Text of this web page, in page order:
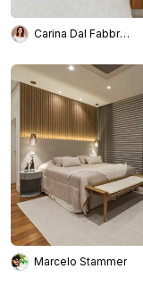
Carina Dal Fabbro Arquitetura
Marcelo Stammer